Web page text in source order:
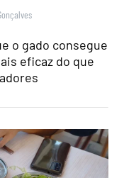
o gado consegue
eficaz do que